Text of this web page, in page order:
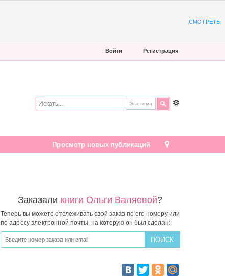
СМОТРЕТЬ
Войти Регистрация
Эта тема
Просмотр новых публикаций
Заказали книги Ольги Валяевой?
Теперь вы можете отслеживать свой заказ по его номеру или
по адресу электронной почты, на которую он был сделан: